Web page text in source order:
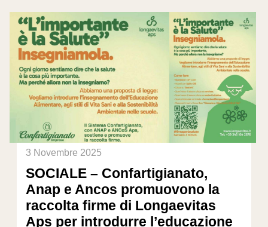
3 Novembre 2025
SOCIALE – Confartigianato,
Anap e Ancos promuovono la
raccolta firme di Longaevitas
Aps per introdurre l’educazione